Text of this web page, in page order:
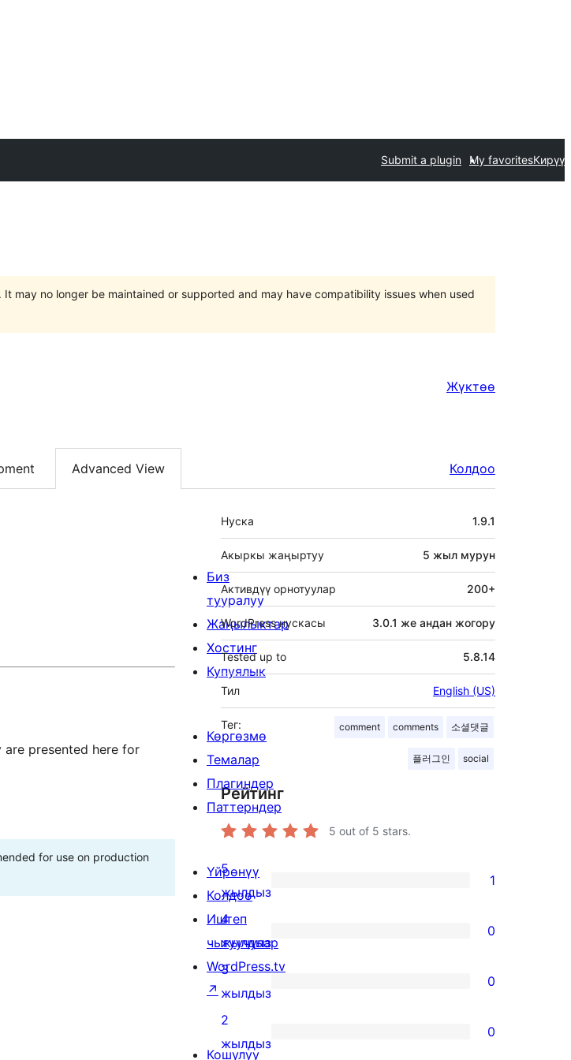
Submit a plugin My favoritesКирүү
. It may no longer be maintained or supported and may have compatibility issues when used
Жүктөө
Advanced View Колдоо
are presented here for
for use on production
Мета
Нуска 1.9.1
Акыркы жаңыртуу 5 жыл мурун
Активдүү орнотуулар 200+
WordPress нускасы 3.0.1 же андан жогору
Tested up to 5.8.14
Тил English (US)
Тег: comment comments 소셜댓글
플러그인 social
Рейтинг
5 out of 5 stars.
1
5-
star
review
5
жылдыз
1
0
4-
star
reviews
4
жылдыз
0
0
3-
star
3
жылдыз
0
0
2
жылдыз
0
Биз
тууралуу
Жаңылыктар
Хостинг
Купуялык
Көргөзмө
Темалар
Плагиндер
Паттерндер
Үйрөнүү
Колдоо
Иштеп
чыгуучулар
WordPress.tv
↗
Кошулуу